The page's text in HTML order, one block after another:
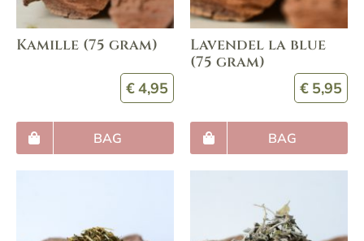
Kamille (75 gram)
€4,95
BAG
Lavendel la blue
(75 gram)
€ 5,95
BAG